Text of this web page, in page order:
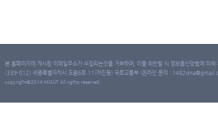
본 홈페이지에 게시된 이메일주소가 수집되는것을 거부하며, 이를 위반할 시 정보통신망법에 의
(339-012) 세종특별자치시 도움6로 11(어진동) 국토교통부 (온라인 문의 :
copyright@2014 MOLIT All rights reserved.